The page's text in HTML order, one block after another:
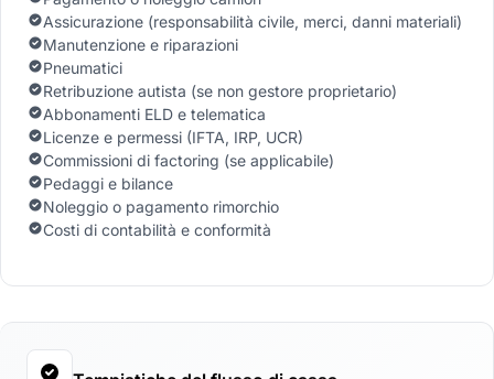
Assicurazione (responsabilità civile, merci, danni materiali)
Manutenzione e riparazioni
Pneumatici
Retribuzione autista (se non gestore proprietario)
Abbonamenti ELD e telematica
Licenze e permessi (IFTA, IRP, UCR)
Commissioni di factoring (se applicabile)
Pedaggi e bilance
Noleggio o pagamento rimorchio
Costi di contabilità e conformità